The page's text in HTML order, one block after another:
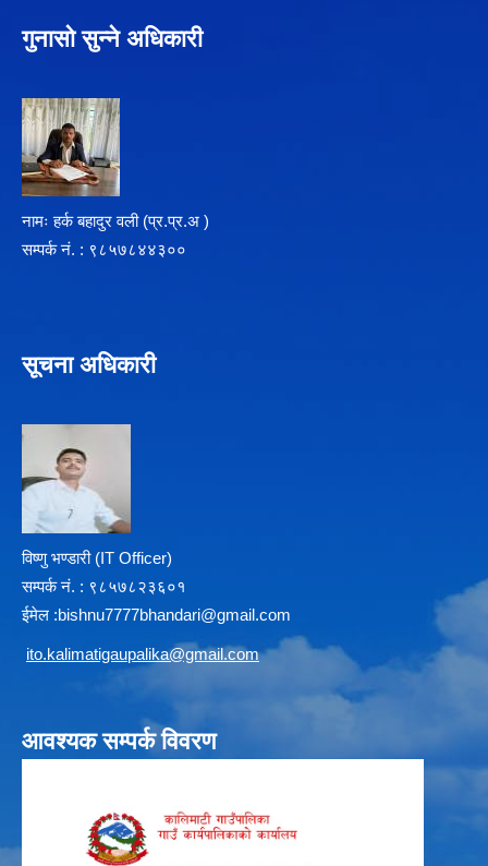
गुनासो सुन्ने अधिकारी
नामः हर्क बहादुर वली (प्र‍.प्र.अ )
सम्पर्क न‌ं. : ९८५७८४४३००
सूचना अधिकारी
विष्णु भण्डारी (IT Officer)
सम्पर्क न‌ं. : ९८५७८२३६०१
ईमेल :bishnu7777bhandari@gmail.com
ito.kalimatigaupalika@gmail.com
आवश्यक सम्पर्क विवरण